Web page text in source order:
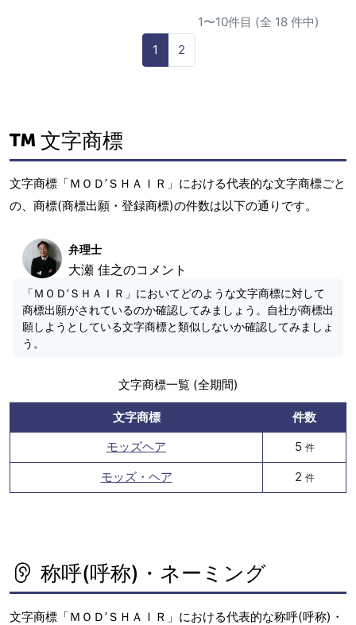
1〜10件目 (全 18 件中)
1
2
文字商標
文字商標「ＭＯＤ’ＳＨＡＩＲ」における代表的な文字商標ごと
の、商標(商標出願・登録商標)の件数は以下の通りです。
弁理士
大瀬 佳之のコメント
「ＭＯＤ’ＳＨＡＩＲ」においてどのような文字商標に対して
商標出願がされているのか確認してみましょう。自社が商標出
願しようとしている文字商標と類似しないか確認してみましょ
う。
文字商標一覧 (全期間)
文字商標
件数
モッズヘア
5 件
モッズ・ヘア 2 件
称呼(呼称)・ネーミング
文字商標「ＭＯＤ’ＳＨＡＩＲ」における代表的な称呼(呼称)・